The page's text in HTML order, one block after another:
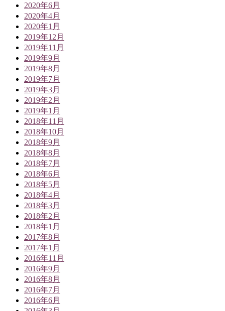
2020年6月
2020年4月
2020年1月
2019年12月
2019年11月
2019年9月
2019年8月
2019年7月
2019年3月
2019年2月
2019年1月
2018年11月
2018年10月
2018年9月
2018年8月
2018年7月
2018年6月
2018年5月
2018年4月
2018年3月
2018年2月
2018年1月
2017年8月
2017年1月
2016年11月
2016年9月
2016年8月
2016年7月
2016年6月